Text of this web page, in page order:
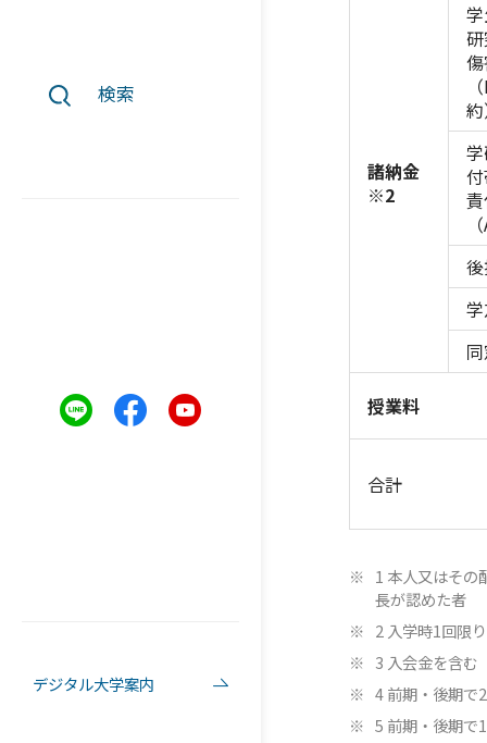
検索
デジタル大学案内
諸納金
※2
授業料
合計
1 本人又はその
長が認めた者
2 入学時1回限り
3 入会金を含む
4 前期・後期で
5 前期・後期で